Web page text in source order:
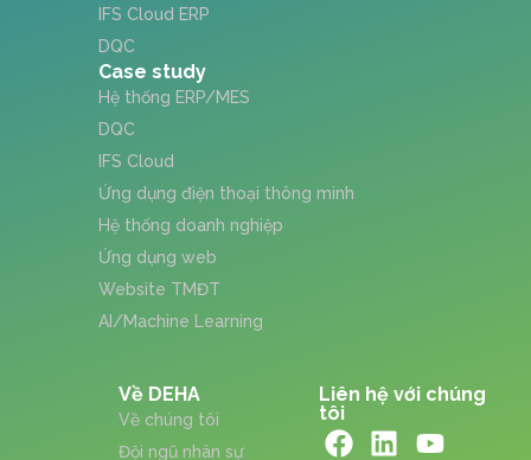
IFS Cloud ERP
DQC
Case study
Hệ thống ERP/MES
DQC
IFS Cloud
Ứng dụng điện thoại thông minh
Hệ thống doanh nghiệp
Ứng dụng web
Website TMĐT
AI/Machine Learning
Về DEHA
Về chúng tôi
Đội ngũ nhân sự
Liên hệ với chúng
tôi